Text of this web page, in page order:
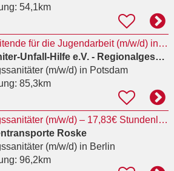
54,1km
Mitarbeitende für die Jugendarbeit (m/w/d) in Voll- oder Teilzeit
Johanniter-Unfall-Hilfe e.V. - Regionalgeschäftsstelle Berlin
(m/w/d)in Potsdam
85,3km
Rettungssanitäter (m/w/d) – 17,83€ Stundenlohn + Zulagen + VP – Standorte Falkensee & Berlin
Roske
(m/w/d)in Berlin
96,2km